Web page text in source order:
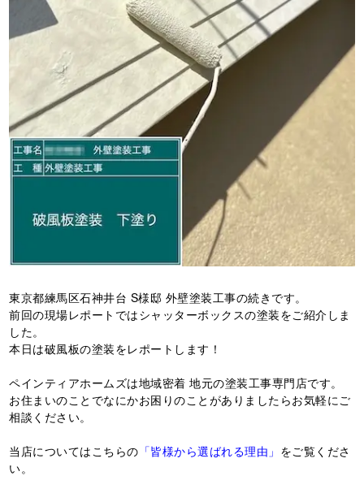
東京都練馬区石神井台 S様邸 外壁塗装工事の続きです。
前回の現場レポートではシャッターボックスの塗装をご紹介しま
した。
本日は破風板の塗装をレポートします！
ペインティアホームズは地域密着 地元の塗装工事専門店です。
お住まいのことでなにかお困りのことがありましたらお気軽にご
相談ください。
当店についてはこちらの 「皆様から選ばれる理由」 をご覧くださ
い。